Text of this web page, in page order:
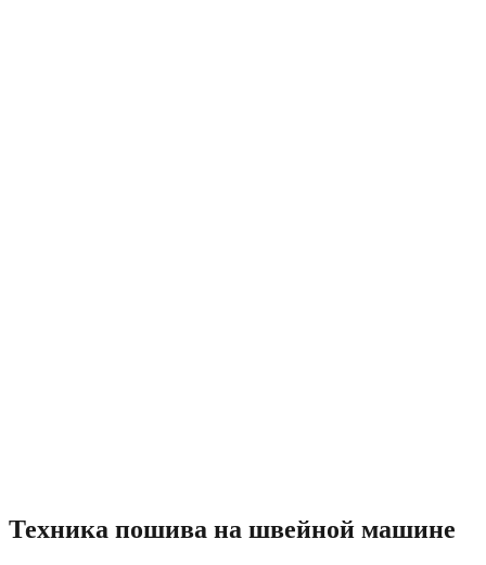
Техника пошива на швейной машине